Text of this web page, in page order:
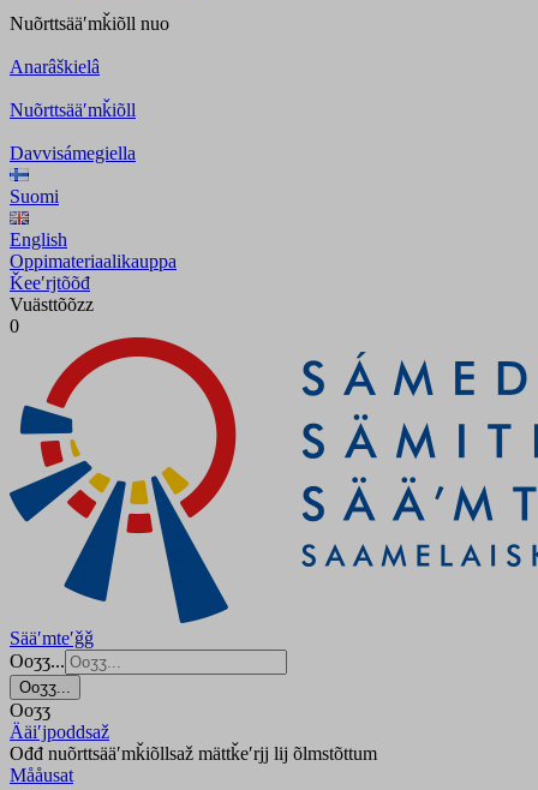
Nuõrttsääʹmǩiõll nuo
Anarâškielâ
Nuõrttsääʹmǩiõll
Davvisámegiella
Suomi
English
Oppimateriaalikauppa
Ǩeeʹrjtõõđ
Vuästtõõzz
0
Sääʹmteʹǧǧ
Ooʒʒ...
Ooʒʒ...
Ooʒʒ
Ääiʹjpoddsaž
Ođđ nuõrttsääʹmǩiõllsaž mättǩeʹrjj lij õlmstõttum
Mååusat